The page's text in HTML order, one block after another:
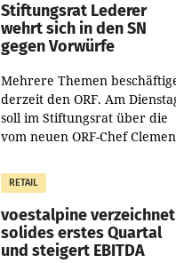
Stiftungsrat Lederer
wehrt sich in den SN
gegen Vorwürfe
Mehrere Themen
derzeit den ORF. Am
soll im Stiftungsrat über die
vom neuen ORF-Chef
Besetzungen für die
Direktionen abgestimmt
werden.
RETAIL
voestalpine verzeichnet
solides erstes Quartal
und steigert EBITDA